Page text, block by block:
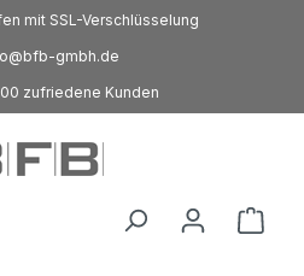
mit SSL-Verschlüsselung
gmbh.de
zufriedene Kunden